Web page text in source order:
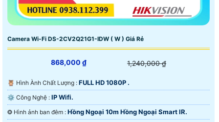
Camera Wi-Fi DS-2CV2Q21G1-IDW ( W ) Giá Rẻ
868,000 ₫ 1,240,000 ₫
🦉 Hình Ành Chất Lượng : FULL HD 1080P .
⚙ Công Nghệ : IP Wifi.
❂ Hình ảnh ban đêm : Hồng Ngoại 10m Hồng Ngoại Smart IR.